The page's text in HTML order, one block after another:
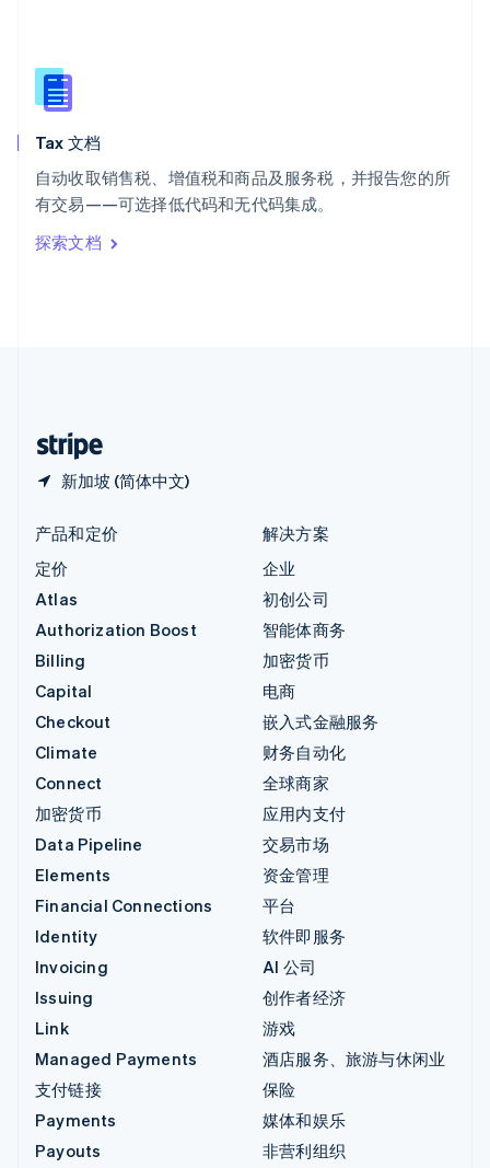
Tax 文档
自动收取销售税、增值税和商品及服务税，并报告您的所
有交易——可选择低代码和无代码集成。
探索文档
新加坡 (简体中文)
English
新西兰
匈牙利
意大利
ItalianoEnglish
印度
English
产品和定价
定价
Atlas
Authorization Boost
Billing
Capital
Checkout
Climate
Connect
加密货币
Data Pipeline
Elements
Financial Connections
Identity
Invoicing
Issuing
Link
Managed Payments
支付链接
Payments
Payouts
解决方案
企业
初创公司
智能体商务
加密货币
电商
嵌入式金融服务
财务自动化
全球商家
应用内支付
交易市场
资金管理
平台
软件即服务
AI 公司
创作者经济
游戏
酒店服务、旅游与休闲业
保险
媒体和娱乐
非营利组织